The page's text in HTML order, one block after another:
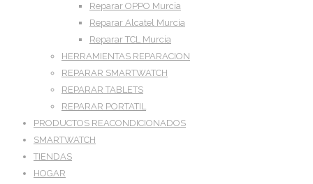
Reparar OPPO Murcia
Reparar Alcatel Murcia
Reparar TCL Murcia
HERRAMIENTAS REPARACION
REPARAR SMARTWATCH
REPARAR TABLETS
REPARAR PORTATIL
PRODUCTOS REACONDICIONADOS
SMARTWATCH
TIENDAS
HOGAR